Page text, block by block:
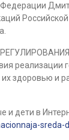
Федерации
реализации
здоровью и
и дети в
sreda-